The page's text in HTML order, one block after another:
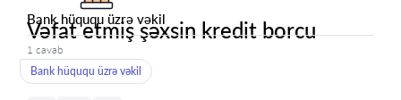
Bank hüququ üzrə vəkil
Vəfat etmiş şəxsin kredit borcu
1 cavab
Bank hüququ üzrə vəkil